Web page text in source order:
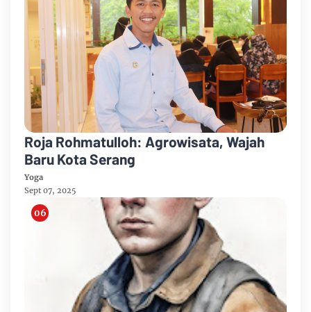
Roja Rohmatulloh: Agrowisata, Wajah
Baru Kota Serang
Yoga
Sept 07, 2025